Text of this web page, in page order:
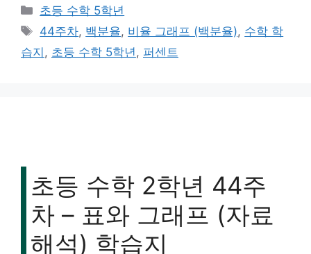
카
테
리
초등 수학 5학년
태
그
44주차, 백분율, 비율 그래프 (백분율), 수학 학
습지 , 초등 수학 5학년, 퍼센트
초등 수학 2학년 44주
차 – 표와 그래프 (자료
해석) 학습지